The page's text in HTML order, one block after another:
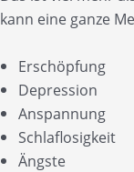
kann eine ganze
Erschöpfung
Depression
Anspannung
Schlaflosigkeit
Ängste